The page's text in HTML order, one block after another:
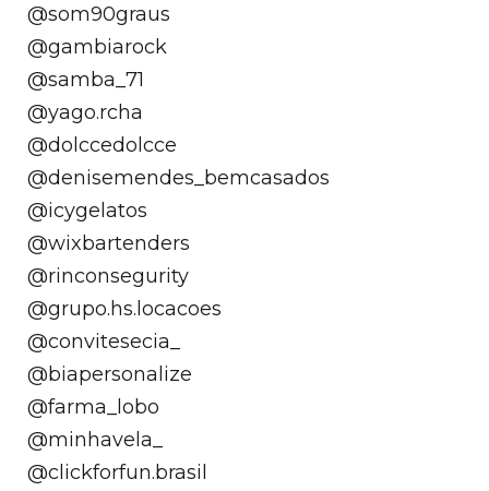
@som90graus
@gambiarock
@samba_71
@yago.rcha
@dolccedolcce
@denisemendes_bemcasados
@icygelatos
@wixbartenders
@rinconsegurity
@grupo.hs.locacoes
@convitesecia_
@biapersonalize
@farma_lobo
@minhavela_
@clickforfun.brasil